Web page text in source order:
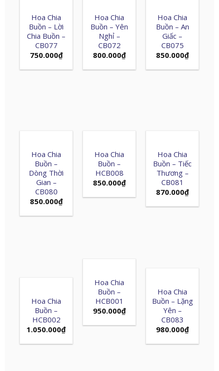
Hoa Chia
Buồn – Lời
Chia Buồn –
CB077
750.000₫
Hoa Chia
Buồn – Yên
Nghỉ –
CB072
800.000₫
Hoa Chia
Buồn – An
Giấc –
CB075
850.000₫
Hoa Chia
Buồn –
Dòng Thời
Gian –
CB080
850.000₫
Hoa Chia
Buồn –
HCB008
850.000₫
Hoa Chia
Buồn – Tiếc
Thương –
CB081
870.000₫
Hoa Chia
Buồn –
HCB001
950.000₫
Hoa Chia
Buồn – Lặng
Yên –
CB083
980.000₫
Hoa Chia
Buồn –
HCB002
1.050.000₫